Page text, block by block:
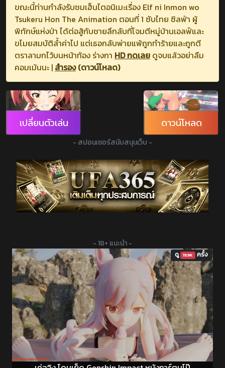
ขณะนี้ท่านกำลังรับชมเฮ็นไตอนิเมะเรื่อง Elf ni Inmon wo
Tsukeru Hon The Animation ตอนที่ 1 ซับไทย ซิลฟ่า ผู้
พิทักษ์แห่งป่า ได้ต่อสู้กับชายลึกลับที่โจมตีหมู่บ้านเอลฟ์และ
ขโมยสมบัติล้ำค่าไป แต่เธอกลับพ่ายแพ้ถูกทำร้ายและถูกตี
ตราลามกไว้บนหน้าท้อง ร่างกา HD กดเลย ดูจบแล้วอย่าลืม
คอมเม้นนะ | สำรอง (ดาวน์โหลด)
เปลี่ยนตัวเล่น ดาวน์โหลด
- สปอนเซอร์สนับสนุนเว็บ -
- 18+ แนะนำ -
ดู 19.9K ครั้ง